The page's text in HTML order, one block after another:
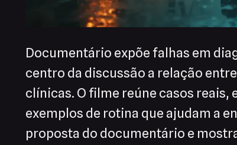
Documentário expõe falhas em
centro da discussão a relação
clínicas. O filme reúne casos
exemplos de rotina que ajudam a
proposta do documentário e